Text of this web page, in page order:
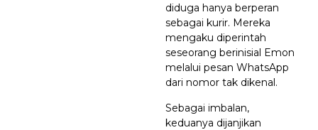
diduga hanya berperan
sebagai kurir. Mereka
mengaku diperintah
seseorang berinisial Emon
melalui pesan WhatsApp
dari nomor tak dikenal.
Sebagai imbalan,
keduanya dijanjikan